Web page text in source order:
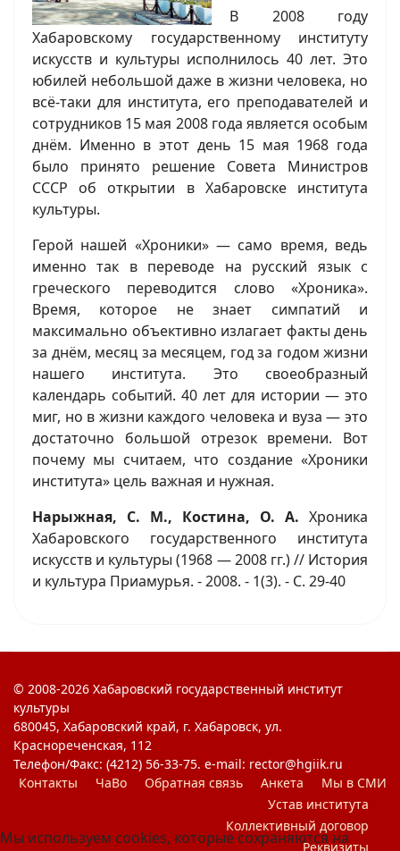
В 2008 году
Хабаровскому государственному институту
искусств и культуры исполнилось 40 лет. Это
юбилей небольшой даже в жизни человека, но
всё-таки для института, его преподавателей и
сотрудников 15 мая 2008 года является особым
днём. Именно в этот день 15 мая 1968 года
было принято решение Совета Министров
СССР об открытии в Хабаровске института
культуры.
Герой нашей «Хроники» — само время, ведь
именно так в переводе на русский язык с
греческого переводится слово «Хроника».
Время, которое не знает симпатий и
максимально объективно излагает факты день
за днём, месяц за месяцем, год за годом жизни
нашего института. Это своеобразный
календарь событий. 40 лет для истории — это
миг, но в жизни каждого человека и вуза — это
достаточно большой отрезок времени. Вот
почему мы считаем, что создание «Хроники
института» цель важная и нужная.
Нарыжная, С. М., Костина, О. А. Хроника
Хабаровского государственного института
искусств и культуры (1968 — 2008 гг.) // История
и культура Приамурья. - 2008. - 1(3). - С. 29-40
© 2008-2026 Хабаровский государственный институт
культуры
680045, Хабаровский край, г. Хабаровск, ул.
Краснореченская, 112
Телефон/Факс: (4212) 56-33-75. e-mail: rector@hgiik.ru
Контакты
ЧаВо Обратная связь Анкета
Мы в СМИ
Устав института
Коллективный договор
Реквизиты
Мы используем cookies, которые сохраняются на